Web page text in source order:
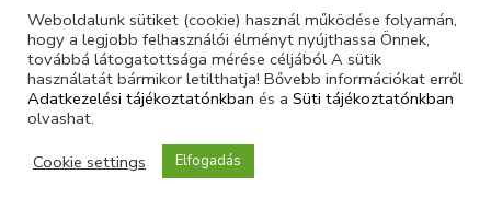
Weboldalunk sütiket (cookie) használ működése folyamán,
hogy a legjobb felhasználói élményt nyújthassa Önnek,
továbbá látogatottsága mérése céljából A sütik
használatát bármikor letilthatja! Bővebb információkat erről
Adatkezelési tájékoztatónkban és a Süti tájékoztatónkban
olvashat.
Cookie settings
Elfogadás